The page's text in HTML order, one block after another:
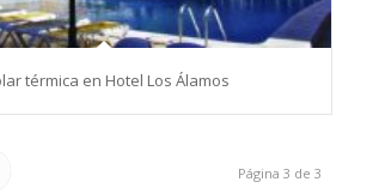
térmica en Hotel Los Álamos
Página 3 de 3